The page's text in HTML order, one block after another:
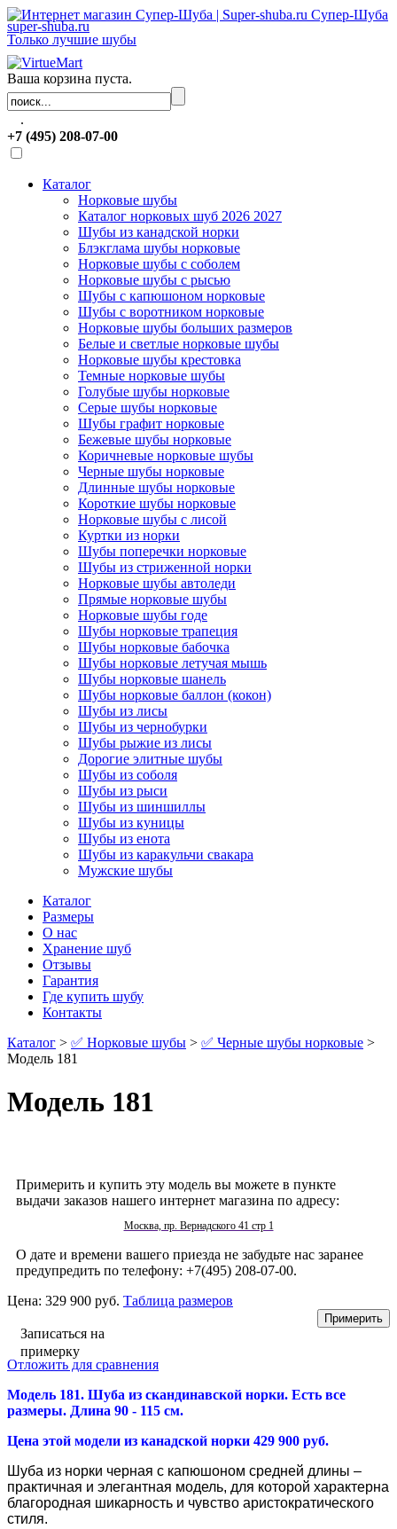
Супер-Шуба
super-shuba.ru
Только лучшие шубы
Ваша корзина пуста.
.
+7 (495) 208-07-00
Каталог
Норковые шубы
Каталог норковых шуб 2026 2027
Шубы из канадской норки
Блэкглама шубы норковые
Норковые шубы с соболем
Норковые шубы с рысью
Шубы с капюшоном норковые
Шубы с воротником норковые
Норковые шубы больших размеров
Белые и светлые норковые шубы
Норковые шубы крестовка
Темные норковые шубы
Голубые шубы норковые
Серые шубы норковые
Шубы графит норковые
Бежевые шубы норковые
Коричневые норковые шубы
Черные шубы норковые
Длинные шубы норковые
Короткие шубы норковые
Норковые шубы с лисой
Куртки из норки
Шубы поперечки норковые
Шубы из стриженной норки
Норковые шубы автоледи
Прямые норковые шубы
Норковые шубы годе
Шубы норковые трапеция
Шубы норковые бабочка
Шубы норковые летучая мышь
Шубы норковые шанель
Шубы норковые баллон (кокон)
Шубы из лисы
Шубы из чернобурки
Шубы рыжие из лисы
Дорогие элитные шубы
Шубы из соболя
Шубы из рыси
Шубы из шиншиллы
Шубы из куницы
Шубы из енота
Шубы из каракульчи свакара
Мужские шубы
Каталог
Размеры
О нас
Хранение шуб
Отзывы
Гарантия
Где купить шубу
Контакты
Каталог > ✅ Норковые шубы > ✅ Черные шубы норковые >
Модель 181
Модель 181
Примерить и купить эту модель вы можете в пункте
выдачи заказов нашего интернет магазина по адресу:
Москва, пр. Вернадского 41 стр 1
О дате и времени вашего приезда не забудьте нас заранее
предупредить по телефону: +7(495) 208-07-00.
Цена: 329 900 руб. Таблица размеров
Записаться на
примерку
Отложить для сравнения
Модель 181. Шуба из скандинавской норки. Есть все
размеры. Длина 90 - 115 см.
Цена этой модели из канадской норки 429 900 руб.
Шуба из норки черная с капюшоном средней длины –
практичная и элегантная модель, для которой характерна
благородная шикарность и чувство аристократического
стиля.